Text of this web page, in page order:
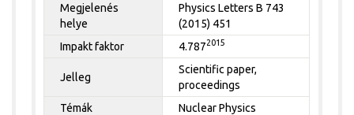
Megjelenés
helye
Physics Letters B 743
(2015) 451
Impakt faktor
4.7872015
Jelleg
Scientific paper,
proceedings
Témák
Nuclear Physics